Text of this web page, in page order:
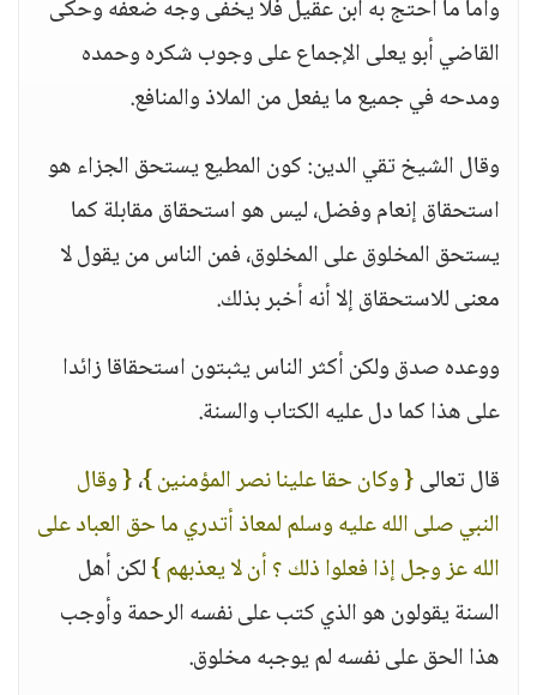
وأما ما احتج به ابن عقيل فلا يخفى وجه ضعفه وحكى
القاضي أبو يعلى الإجماع على وجوب شكره وحمده
ومدحه في جميع ما يفعل من الملاذ والمنافع.
وقال الشيخ تقي الدين: كون المطيع يستحق الجزاء هو
استحقاق إنعام وفضل، ليس هو استحقاق مقابلة كما
يستحق المخلوق على المخلوق، فمن الناس من يقول لا
معنى للاستحقاق إلا أنه أخبر بذلك.
ووعده صدق ولكن أكثر الناس يثبتون استحقاقا زائدا
على هذا كما دل عليه الكتاب والسنة.
قال تعالى{ وكان حقا علينا نصر المؤمنين }،{ وقال
النبي صلى الله عليه وسلم لمعاذ أتدري ما حق العباد على
الله عز وجل إذا فعلوا ذلك ؟ أن لا يعذبهم }لكن أهل
السنة يقولون هو الذي كتب على نفسه الرحمة وأوجب
هذا الحق على نفسه لم يوجبه مخلوق.